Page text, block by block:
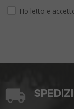
Ho letto e